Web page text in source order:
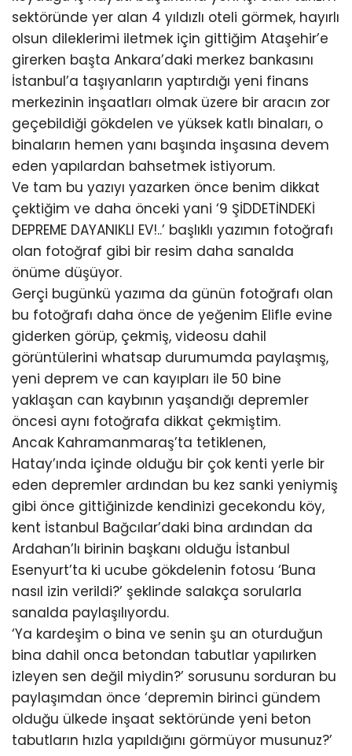
sektöründe yer alan 4 yıldızlı oteli görmek, hayırlı
olsun dileklerimi iletmek için gittiğim Ataşehir’e
girerken başta Ankara’daki merkez bankasını
İstanbul’a taşıyanların yaptırdığı yeni finans
merkezinin inşaatları olmak üzere bir aracın zor
geçebildiği gökdelen ve yüksek katlı binaları, o
binaların hemen yanı başında inşasına devem
eden yapılardan bahsetmek istiyorum.
Ve tam bu yazıyı yazarken önce benim dikkat
çektiğim ve daha önceki yani ‘9 ŞİDDETİNDEKİ
DEPREME DAYANIKLI EV!..’ başlıklı yazımın fotoğrafı
olan fotoğraf gibi bir resim daha sanalda
önüme düşüyor.
Gerçi bugünkü yazıma da günün fotoğrafı olan
bu fotoğrafı daha önce de yeğenim Elifle evine
giderken görüp, çekmiş, videosu dahil
görüntülerini whatsap durumumda paylaşmış,
yeni deprem ve can kayıpları ile 50 bine
yaklaşan can kaybının yaşandığı depremler
öncesi aynı fotoğrafa dikkat çekmiştim.
Ancak Kahramanmaraş’ta tetiklenen,
Hatay’ında içinde olduğu bir çok kenti yerle bir
eden depremler ardından bu kez sanki yeniymiş
gibi önce gittiğinizde kendinizi gecekondu köy,
kent İstanbul Bağcılar’daki bina ardından da
Ardahan’lı birinin başkanı olduğu İstanbul
Esenyurt’ta ki ucube gökdelenin fotosu ‘Buna
nasıl izin verildi?’ şeklinde salakça sorularla
sanalda paylaşılıyordu.
‘Ya kardeşim o bina ve senin şu an oturduğun
bina dahil onca betondan tabutlar yapılırken
izleyen sen değil miydin?’ sorusunu sorduran bu
paylaşımdan önce ‘depremin birinci gündem
olduğu ülkede inşaat sektöründe yeni beton
tabutların hızla yapıldığını görmüyor musunuz?’